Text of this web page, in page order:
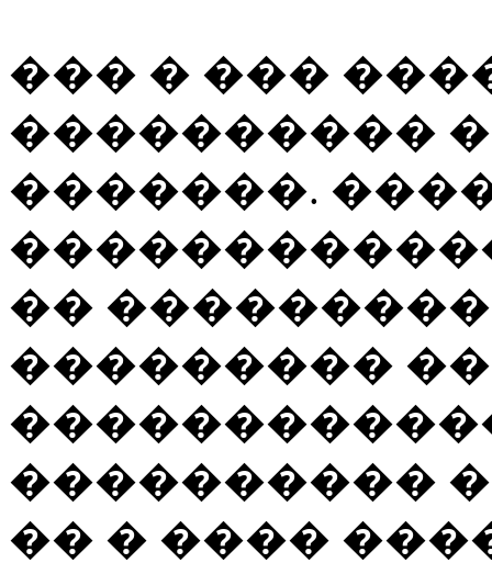
��� � ���
����������
�������.
��
���������
����������
�� � ����